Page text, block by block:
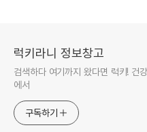
럭키라니 정보창고
검색하다 여기까지 왔다면 럭키! 건
에서
구독하기